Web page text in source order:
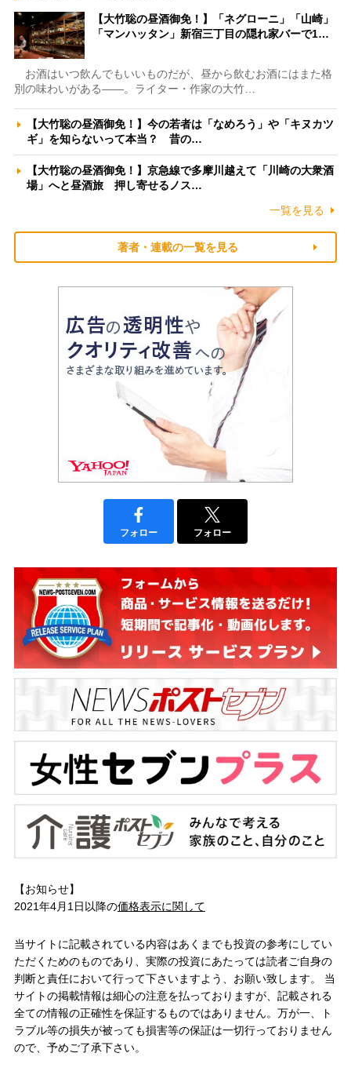
【大竹聡の昼酒御免！】「ネグローニ」「山崎」
「マンハッタン」新宿三丁目の隠れ家バーで1…
お酒はいつ飲んでもいいものだが、昼から飲むお酒にはまた格
別の味わいがある――。ライター・作家の大竹…
【大竹聡の昼酒御免！】今の若者は「なめろう」や「キヌカツ
ギ」を知らないって本当？ 昔の…
【大竹聡の昼酒御免！】京急線で多摩川越えて「川崎の大衆酒
場」へと昼酒旅 押し寄せるノス…
一覧を見る
著者・連載の一覧を見る
フォロー フォロー
【お知らせ】
2021年4月1日以降の価格表示に関して
当サイトに記載されている内容はあくまでも投資の参考にしてい
ただくためのものであり、実際の投資にあたっては読者ご自身の
判断と責任において行って下さいますよう、お願い致します。 当
サイトの掲載情報は細心の注意を払っておりますが、記載される
全ての情報の正確性を保証するものではありません。万が一、ト
ラブル等の損失が被っても損害等の保証は一切行っておりません
ので、予めご了承下さい。